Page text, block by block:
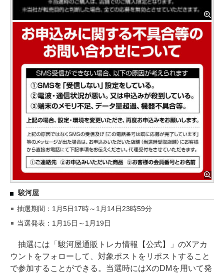
駿河屋
抽選期間：1月5日17時～1月14日23時59分
当選発表：1月15日～1月19日
抽選には「駿河屋通販トレカ情報【公式】」のXアカ
ウントをフォローして、対象ポストをリポストすること
で参加することができる。当選時にはXのDMを用いて発